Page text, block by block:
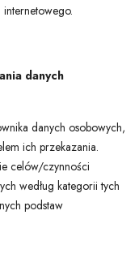
danych
danych osobowych,
ich przekazania.
celów/czynności
według kategorii tych
podstaw